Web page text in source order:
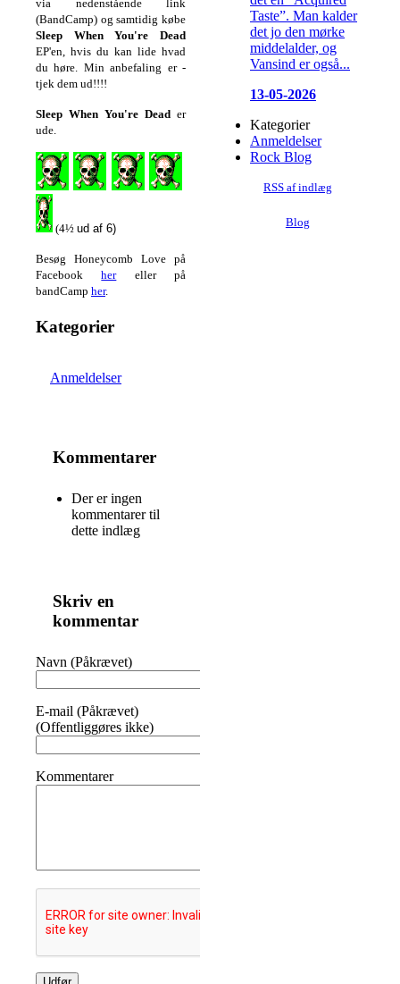
via nedenstående link
(BandCamp) og samtidig købe
Sleep When You're Dead
EP'en, hvis du kan lide hvad
du høre. Min anbefaling er -
tjek dem ud!!!!
Sleep When You're Dead er
ude.
(4½ ud af 6)
Besøg Honeycomb Love på
Facebookhereller på
bandCamp her.
Kategorier
Anmeldelser
Kommentarer
Der er ingen
kommentarer til
dette indlæg
Skriv en
kommentar
Navn (Påkrævet)
E-mail (Påkrævet)
(Offentliggøres ikke)
Kommentarer
Taste”. Man kalder
det jo den mørke
middelalder, og
Vansind er også...
13-05-2026
Kategorier
Anmeldelser
Rock Blog
RSS af indlæg
Blog